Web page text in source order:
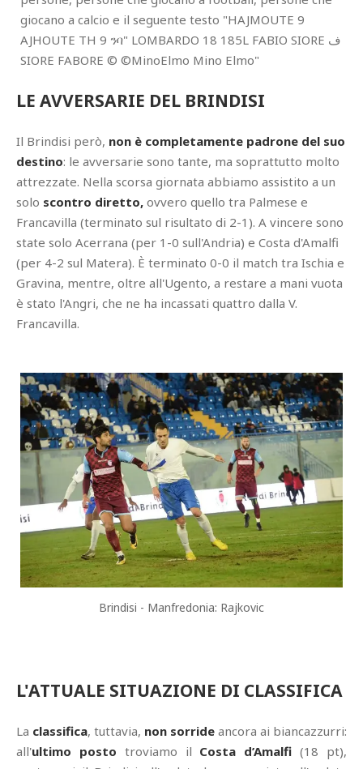
LE AVVERSARIE DEL BRINDISI
Il Brindisi però, non è completamente padrone del suo
destino: le avversarie sono tante, ma soprattutto molto
attrezzate. Nella scorsa giornata abbiamo assistito a un
solo scontro diretto, ovvero quello tra Palmese e
Francavilla (terminato sul risultato di 2-1). A vincere sono
state solo Acerrana (per 1-0 sull'Andria) e Costa d'Amalfi
(per 4-2 sul Matera). È terminato 0-0 il match tra Ischia e
Gravina, mentre, oltre all'Ugento, a restare a mani vuota
è stato l'Angri, che ne ha incassati quattro dalla V.
Francavilla.
Brindisi - Manfredonia: Rajkovic
L'ATTUALE SITUAZIONE DI CLASSIFICA
La classifica, tuttavia, non sorride ancora ai biancazzurri:
all'ultimo posto troviamo il Costa d’Amalfi (18 pt),